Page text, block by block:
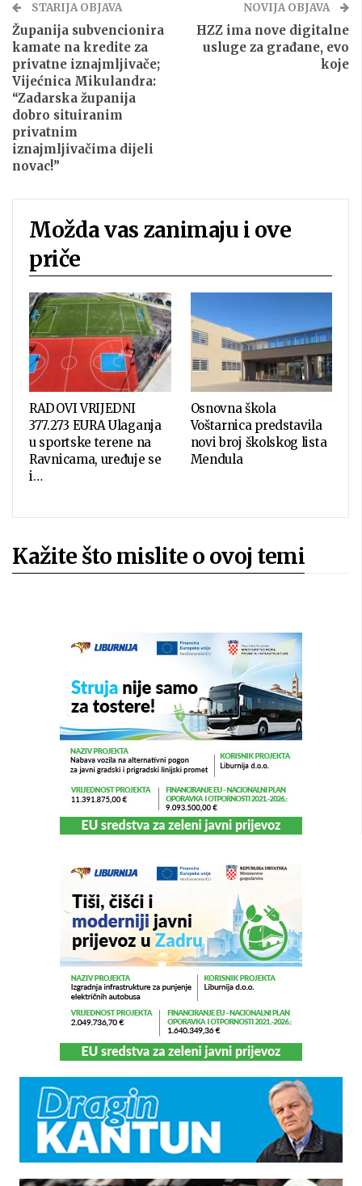
STARIJA OBJAVA
Županija subvencionira
kamate na kredite za
privatne iznajmljivače;
Vijećnica Mikulandra:
“Zadarska županija
dobro situiranim
privatnim
iznajmljivačima dijeli
novac!”
NOVIJA OBJAVA
HZZ ima nove digitalne
usluge za građane, evo
koje
Možda vas zanimaju i ove
priče
RADOVI VRIJEDNI
377.273 EURA Ulaganja
u sportske terene na
Ravnicama, uređuje se
i…
Osnovna škola
Voštarnica predstavila
novi broj školskog lista
Mendula
Kažite što mislite o ovoj temi